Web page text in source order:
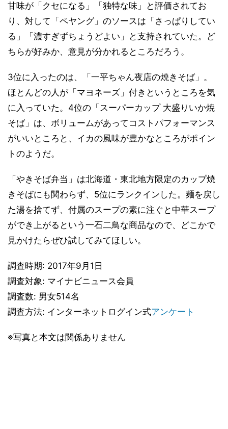
甘味が「クセになる」「独特な味」と評価されてお
り、対して「ペヤング」のソースは「さっぱりしてい
る」「濃すぎずちょうどよい」と支持されていた。ど
ちらが好みか、意見が分かれるところだろう。
3位に入ったのは、「一平ちゃん夜店の焼きそば」。
ほとんどの人が「マヨネーズ」付きというところを気
に入っていた。4位の「スーパーカップ 大盛りいか焼
そば」は、ボリュームがあってコストパフォーマンス
がいいところと、イカの風味が豊かなところがポイン
トのようだ。
「やきそば弁当」は北海道・東北地方限定のカップ焼
きそばにも関わらず、5位にランクインした。麺を戻し
た湯を捨てず、付属のスープの素に注ぐと中華スープ
ができ上がるという一石二鳥な商品なので、どこかで
見かけたらぜひ試してみてほしい。
調査時期: 2017年9月1日
調査対象: マイナビニュース会員
調査数: 男女514名
調査方法: インターネットログイン式アンケート
※写真と本文は関係ありません